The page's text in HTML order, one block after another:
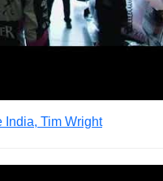
India, Tim Wright